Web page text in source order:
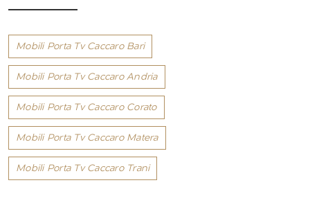
Mobili Porta Tv Caccaro Bari
Mobili Porta Tv Caccaro Andria
Mobili Porta Tv Caccaro Corato
Mobili Porta Tv Caccaro Matera
Mobili Porta Tv Caccaro Trani